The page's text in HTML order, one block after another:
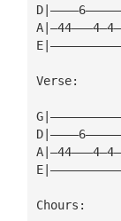
Verse:
Chours: